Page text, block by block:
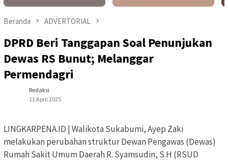
Beranda ADVERTORIAL
DPRD Beri Tanggapan Soal Penunjukan
Dewas RS Bunut; Melanggar
Permendagri
Redaksi
11 April 2025
LINGKARPENA.ID | Walikota Sukabumi, Ayep Zaki
melakukan perubahan struktur Dewan Pengawas (Dewas)
Rumah Sakit Umum Daerah R. Syamsudin, S.H (RSUD